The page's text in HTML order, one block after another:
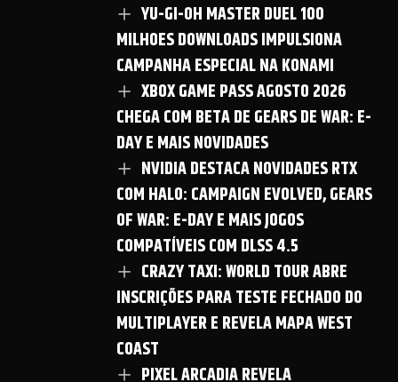
YU-GI-OH MASTER DUEL 100
MILHOES DOWNLOADS IMPULSIONA
CAMPANHA ESPECIAL NA KONAMI
XBOX GAME PASS AGOSTO 2026
CHEGA COM BETA DE GEARS DE WAR: E-
DAY E MAIS NOVIDADES
NVIDIA DESTACA NOVIDADES RTX
COM HALO: CAMPAIGN EVOLVED, GEARS
OF WAR: E-DAY E MAIS JOGOS
COMPATÍVEIS COM DLSS 4.5
CRAZY TAXI: WORLD TOUR ABRE
INSCRIÇÕES PARA TESTE FECHADO DO
MULTIPLAYER E REVELA MAPA WEST
COAST
PIXEL ARCADIA REVELA